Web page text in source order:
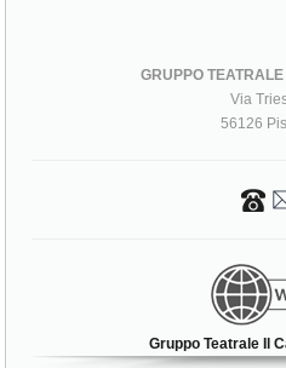
GRUPPO
Via
56126
Gruppo Teatrale Il